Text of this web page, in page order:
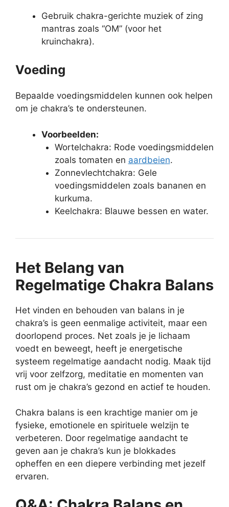
Gebruik chakra-gerichte muziek of zing
mantras zoals “OM” (voor het
kruinchakra).
Voeding
Bepaalde voedingsmiddelen kunnen ook helpen
om je chakra’s te ondersteunen.
Voorbeelden:
Wortelchakra: Rode voedingsmiddelen
zoals tomaten en aardbeien.
Zonnevlechtchakra: Gele
voedingsmiddelen zoals bananen en
kurkuma.
Keelchakra: Blauwe bessen en water.
Het Belang van
Regelmatige Chakra Balans
Het vinden en behouden van balans in je
chakra’s is geen eenmalige activiteit, maar een
doorlopend proces. Net zoals je je lichaam
voedt en beweegt, heeft je energetische
systeem regelmatige aandacht nodig. Maak tijd
vrij voor zelfzorg, meditatie en momenten van
rust om je chakra’s gezond en actief te houden.
Chakra balans is een krachtige manier om je
fysieke, emotionele en spirituele welzijn te
verbeteren. Door regelmatige aandacht te
geven aan je chakra’s kun je blokkades
opheffen en een diepere verbinding met jezelf
ervaren.